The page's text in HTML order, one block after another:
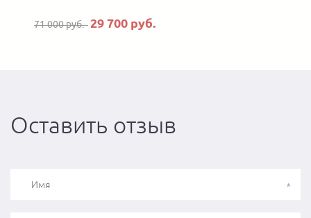
71 000 руб. 29 700 руб.
Оставить отзыв